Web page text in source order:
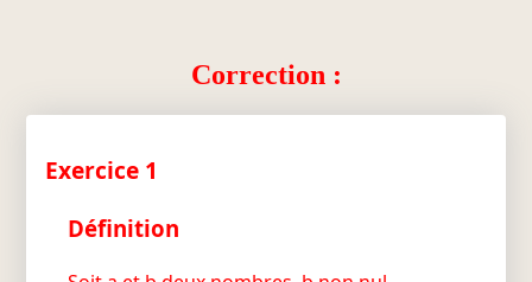
Correction :
Exercice 1
Définition